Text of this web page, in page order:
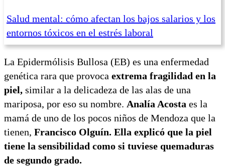
Salud mental: cómo afectan los bajos salarios y los
entornos tóxicos en el estrés laboral
La Epidermólisis Bullosa (EB) es una enfermedad
genética rara que provoca extrema fragilidad en la
piel, similar a la delicadeza de las alas de una
mariposa, por eso su nombre. Analía Acosta es la
mamá de uno de los pocos niños de Mendoza que la
tienen, Francisco Olguín. Ella explicó que la piel
tiene la sensibilidad como si tuviese quemaduras
de segundo grado.